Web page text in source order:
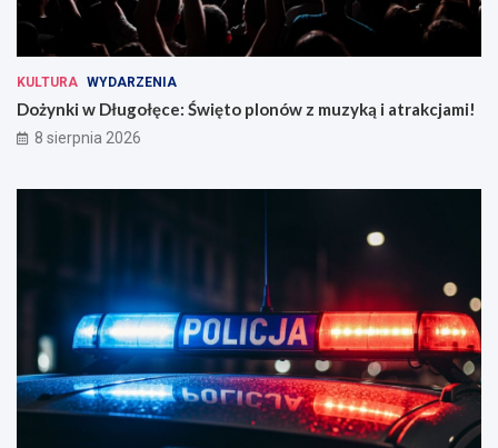
KULTURA WYDARZENIA
Dożynki w Długołęce: Święto plonów z muzyką i atrakcjami!
8 sierpnia 2026